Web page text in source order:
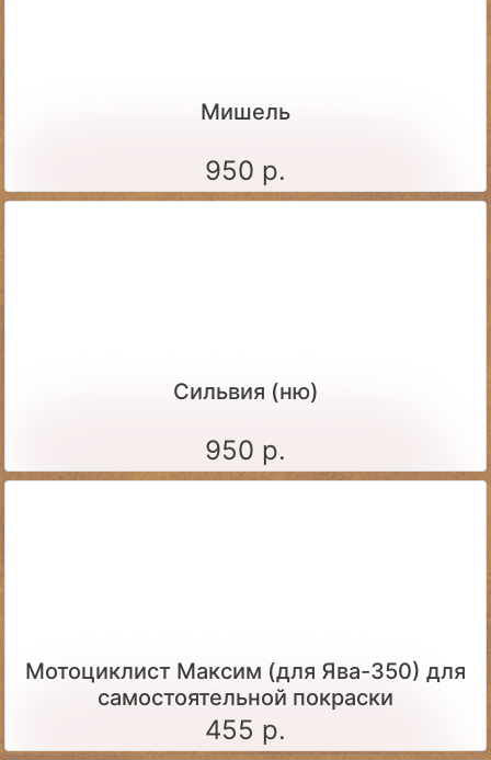
Мишель
950 р.
Сильвия (ню)
950 р.
Мотоциклист Максим (для Ява-350) для
самостоятельной покраски
455 р.